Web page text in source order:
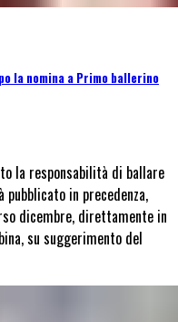
la nomina a Primo ballerino
la responsabilità di ballare
pubblicato in precedenza,
dicembre, direttamente in
su suggerimento del